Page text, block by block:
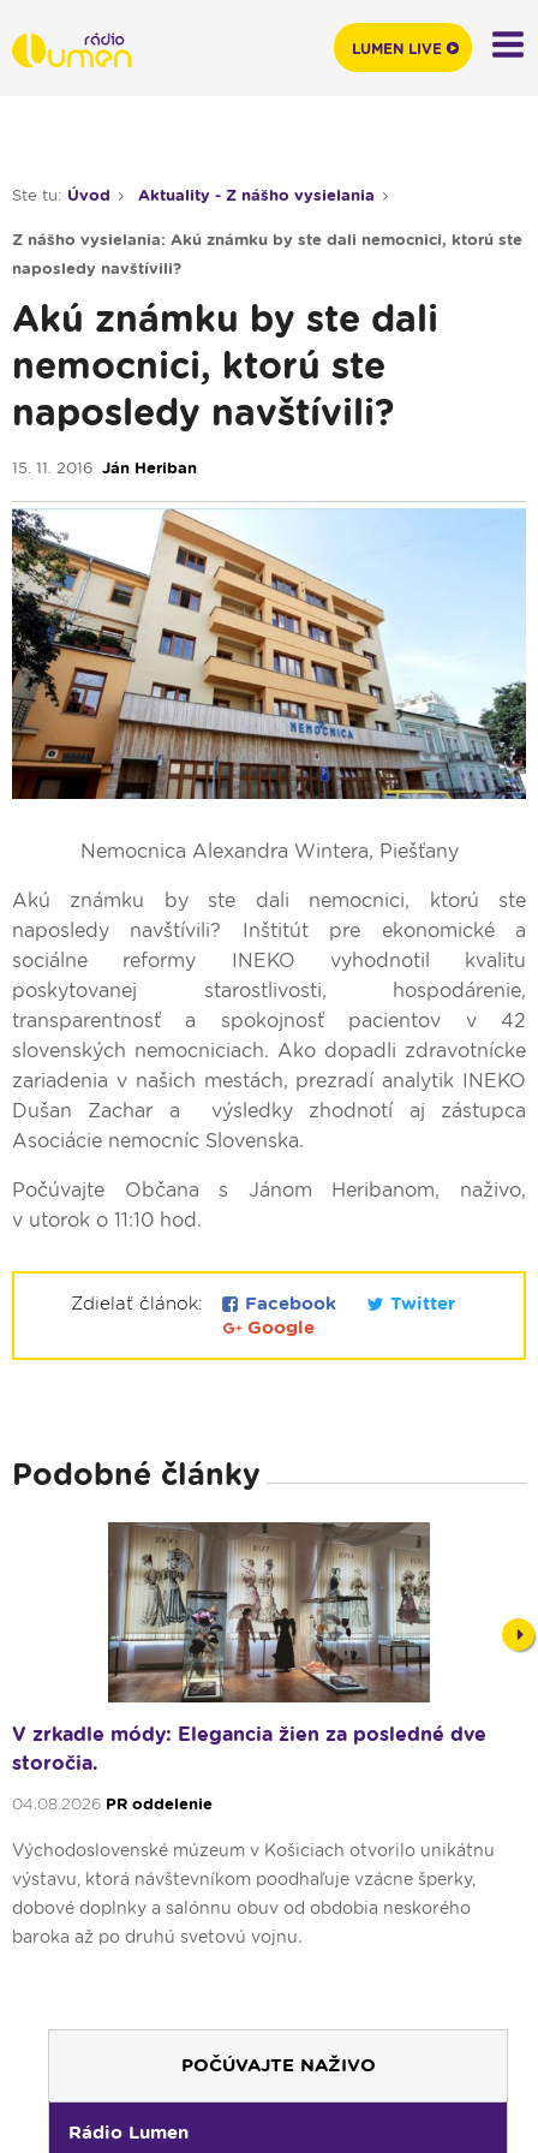
Ste tu: Úvod Aktuality - Z nášho vysielania
Z nášho vysielania: Akú známku by ste dali nemocnici, ktorú ste
naposledy navštívili?
Akú známku by ste dali
nemocnici, ktorú ste
naposledy navštívili?
15. 11. 2016 Ján Heriban
Nemocnica Alexandra Wintera, Piešťany
Akú známku by ste dali nemocnici, ktorú ste
naposledy navštívili? Inštitút pre ekonomické a
sociálne reformy INEKO vyhodnotil kvalitu
poskytovanej starostlivosti, hospodárenie,
transparentnosť a spokojnosť pacientov v 42
slovenských nemocniciach. Ako dopadli zdravotnícke
zariadenia v našich mestách, prezradí analytik INEKO
Dušan Zachar a výsledky zhodnotí aj zástupca
Asociácie nemocníc Slovenska.
Počúvajte Občana s Jánom Heribanom, naživo,
v utorok o 11:10 hod.
Zdielať článok: Facebook
Twitter
Google
Podobné články
V zrkadle módy: Elegancia žien za posledné dve
storočia.
04.08.2026 PR oddelenie
Východoslovenské múzeum v Košiciach otvorilo unikátnu
výstavu, ktorá návštevníkom poodhaľuje vzácne šperky,
dobové doplnky a salónnu obuv od obdobia neskorého
baroka až po druhú svetovú vojnu.
POČÚVAJTE NAŽIVO
Rádio Lumen
00:00 Predel do nového dňa
00:01
Gaučing - repríza
LUMEN LIVE